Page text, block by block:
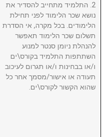
2. התלמיד מתחייב להסדיר את
נושא שכר הלימוד לפני תחילת
הלימודים. בכל מקרה, אי הסדרת
תשלום שכר הלימוד תאפשר
להנהלת ניומן סנטר למנוע
השתתפות התלמיד בקורס\ים
ו/או בבחינות ו/או תגרום לעיכוב
תעודה או אישור/מסמך אחר כל
שהוא הקשור לקורס\ים.